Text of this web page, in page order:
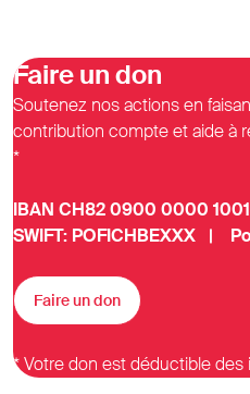
Faire un don
Soutenez nos actions en
contribution compte et aide à
*
IBAN CH82 0900 0000
SWIFT: POFICHBEXXX |
Faire un don
* Votre don est déductible